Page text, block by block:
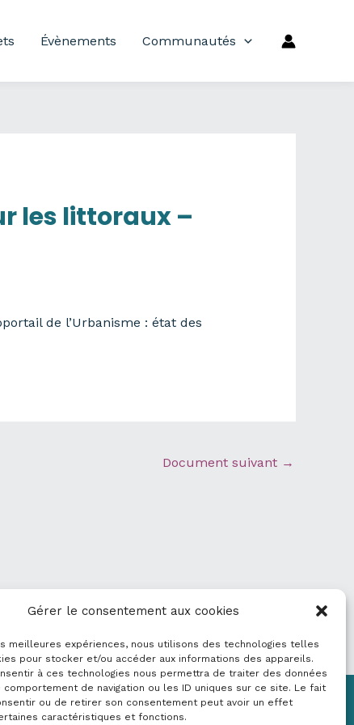
Gérer le consentement aux cookies
meilleures expériences, nous utilisons des technologies telles
pour stocker et/ou accéder aux informations des appareils.
à ces technologies nous permettra de traiter des données
de navigation ou les ID uniques sur ce site. Le fait
ou de retirer son consentement peut avoir un effet
caractéristiques et fonctions.
Évènements Communautés
les littoraux –
de l’Urbanisme : état des
Document suivant →
Mentions légales